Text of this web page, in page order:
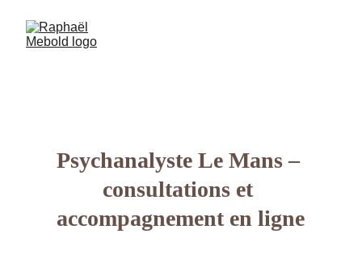
Psychanalyste Le Mans –
consultations et
accompagnement en ligne